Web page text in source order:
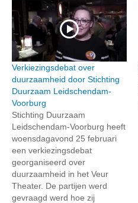
Verkiezingsdebat over
duurzaamheid door Stichting
Duurzaam Leidschendam-
Voorburg
Stichting Duurzaam
Leidschendam-Voorburg heeft
woensdagavond 25 februari
een verkiezingsdebat
georganiseerd over
duurzaamheid in het Veur
Theater. De partijen werd
gevraagd werd hoe zij